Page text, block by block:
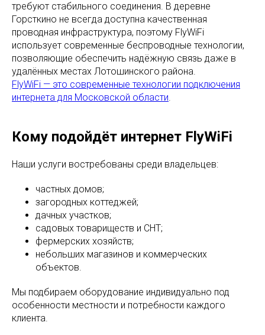
требуют стабильного соединения. В деревне
Горсткино не всегда доступна качественная
проводная инфраструктура, поэтому FlyWiFi
использует современные беспроводные технологии,
позволяющие обеспечить надёжную связь даже в
удалённых местах Лотошинского района.
FlyWiFi — это современные технологии подключения
интернета для Московской области.
Кому подойдёт интернет FlyWiFi
Наши услуги востребованы среди владельцев:
частных домов;
загородных коттеджей;
дачных участков;
садовых товариществ и СНТ;
фермерских хозяйств;
небольших магазинов и коммерческих
объектов.
Мы подбираем оборудование индивидуально под
особенности местности и потребности каждого
клиента.